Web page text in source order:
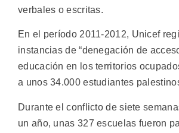
verbales o escritas.
En el período 2011-2012, Unicef
instancias de “denegación de
educación en los territorios
a unos 34.000 estudiantes
Durante el conflicto de siete
un año, unas 327 escuelas fueron